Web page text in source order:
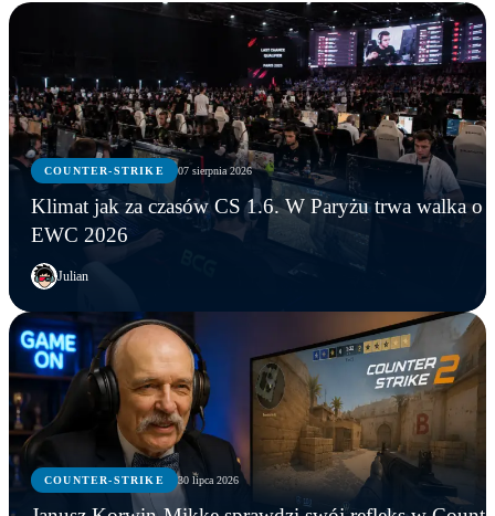
COUNTER-STRIKE 07 sierpnia 2026
Klimat jak za czasów CS 1.6. W Paryżu trwa walka o
EWC 2026
Julian
COUNTER-STRIKE 30 lipca 2026